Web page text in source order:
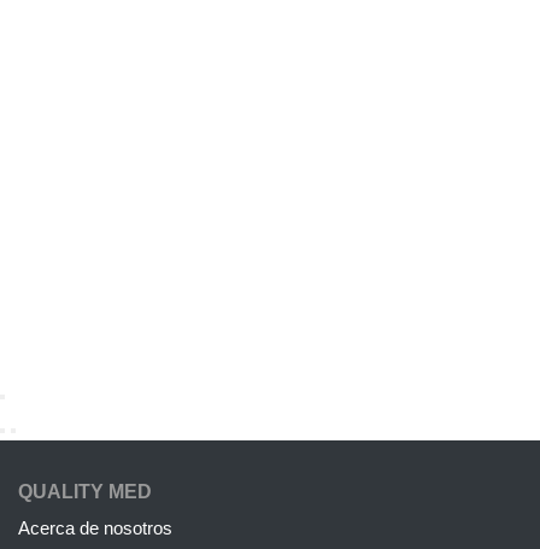
QUALITY MED
Acerca de nosotros